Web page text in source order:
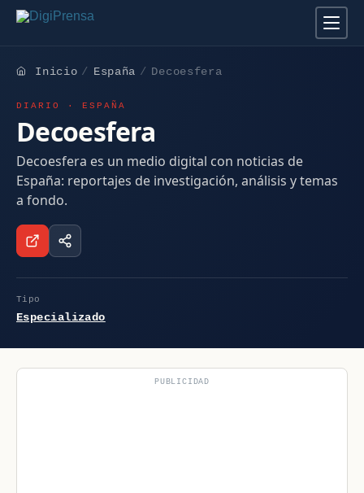
Inicio España Decoesfera
DIARIO · ESPAÑA
Decoesfera
Decoesfera es un medio digital con noticias de
España: reportajes de investigación, análisis y temas
a fondo.
Tipo
Especializado
PUBLICIDAD